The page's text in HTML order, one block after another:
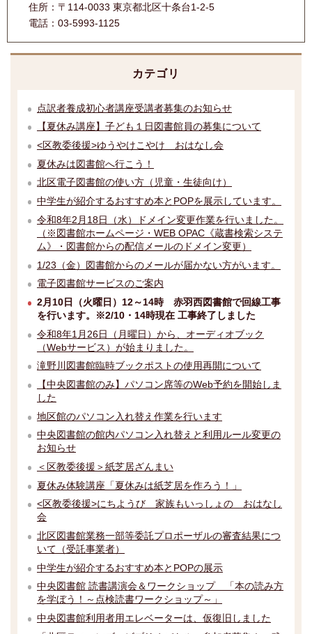
住所： 〒114-0033 東京都北区十条台1-2-5
電話： 03-5993-1125
カテゴリ
点訳者養成初心者講座受講者募集のお知らせ
【夏休み講座】子ども１日図書館員の募集について
<区教委後援>ゆうやけこやけ おはなし会
夏休みは図書館へ行こう！
北区電子図書館の使い方（児童・生徒向け）
中学生が紹介するおすすめ本とPOPを展示しています。
令和8年2月18日（水）ドメイン変更作業を行いました。
（※図書館ホームページ・WEB OPAC《蔵書検索システ
ム》・図書館からの配信メールのドメイン変更）
1/23（金）図書館からのメールが届かない方がいます。
電子図書館サービスのご案内
2月10日（火曜日）12～14時 赤羽西図書館で回線工事
を行います。※2/10・14時現在 工事終了しました
令和8年1月26日（月曜日）から、オーディオブック
（Webサービス）が始まりました。
滝野川図書館臨時ブックポストの使用再開について
【中央図書館のみ】パソコン席等のWeb予約を開始しま
した
地区館のパソコン入れ替え作業を行います
中央図書館の館内パソコン入れ替えと利用ルール変更の
お知らせ
＜区教委後援＞紙芝居ざんまい
夏休み体験講座「夏休みは紙芝居を作ろう！」
<区教委後援>にちようび 家族もいっしょの おはなし
会
北区図書館業務一部等委託プロポーザルの審査結果につ
いて（受託事業者）
中学生が紹介するおすすめ本とPOPの展示
中央図書館 読書講演会＆ワークショップ 「本の読み方
を学ぼう！～点検読書ワークショップ～」
中央図書館利用者用エレベーターは、仮復旧しました